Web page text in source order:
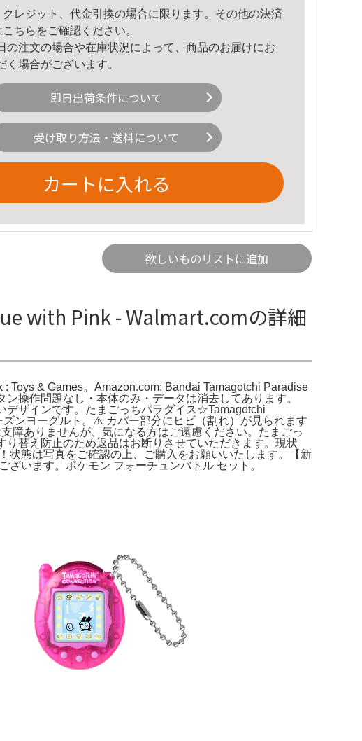
レジット、代金引換の場合に限ります。その他の決済
こちら をご確認ください。
の注文の場合や在庫状況によって、商品のお届けにお
く場合がございます。
即日出荷条件について
受け取り方法・送料について
カートに入れる
欲しいものリストに追加
with Pink - Walmart.comの詳細
Toys & Games。Amazon.com: Bandai Tamagotchi Paradise
操作問題なし・本体のみ・データは消去してあります。
デザインです。たまごっちパラダイス☆Tamagotchi
ンヨーグルト。⚠️ カバー部分にヒビ（割れ）が見られます
ありませんが、気になる方はご遠慮ください。たまごっ
替え防止のため返品はお断りさせていただきます。現状
態は写真をご確認の上、ご購入をお願いいたします。【新
います。ポケモン フォーチュンバトル セット。